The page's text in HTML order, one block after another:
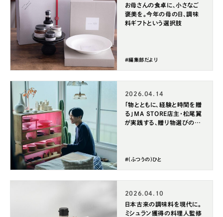
お母さんの食卓に、小さなご
褒美を。今年の母の日、調味
料ギフトという選択肢
#編集部だより
2026.04.14
「物とともに、経験と時間を贈
る」MA STORE店主・松尾翼
が実践する、贈り物選びの美
#(ふつうの)ひと
2026.04.10
日本古来の調味料を現代に。
ミシュラン獲得の料理人監修